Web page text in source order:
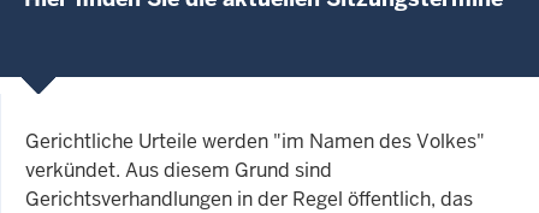
Gerichtliche Urteile werden "im Namen des Volkes"
verkündet. Aus diesem Grund sind
Gerichtsverhandlungen in der Regel öffentlich, das